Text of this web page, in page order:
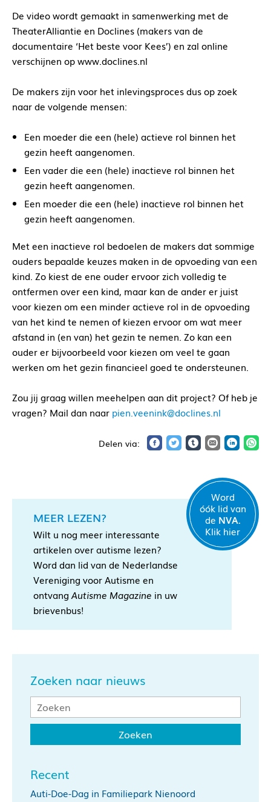
De video wordt gemaakt in samenwerking met de
TheaterAlliantie en Doclines (makers van de
documentaire ‘Het beste voor Kees’) en zal online
verschijnen op www.doclines.nl
De makers zijn voor het inlevingsproces dus op zoek
naar de volgende mensen:
Een moeder die een (hele) actieve rol binnen het
gezin heeft aangenomen.
Een vader die een (hele) inactieve rol binnen het
gezin heeft aangenomen.
Een moeder die een (hele) inactieve rol binnen het
gezin heeft aangenomen.
Met een inactieve rol bedoelen de makers dat sommige
ouders bepaalde keuzes maken in de opvoeding van een
kind. Zo kiest de ene ouder ervoor zich volledig te
ontfermen over een kind, maar kan de ander er juist
voor kiezen om een minder actieve rol in de opvoeding
van het kind te nemen of kiezen ervoor om wat meer
afstand in (en van) het gezin te nemen. Zo kan een
ouder er bijvoorbeeld voor kiezen om veel te gaan
werken om het gezin financieel goed te ondersteunen.
Zou jij graag willen meehelpen aan dit project? Of heb je
vragen? Mail dan naar pien.veenink@doclines.nl
MEER LEZEN?
Wilt u nog meer interessante
artikelen over autisme lezen?
Word dan lid van de Nederlandse
Vereniging voor Autisme en
ontvang Autisme Magazine in uw
brievenbus!
Word
óók lid van
de NVA.
Klik hier
Zoeken naar nieuws
Recent
Auti-Doe-Dag in Familiepark Nienoord